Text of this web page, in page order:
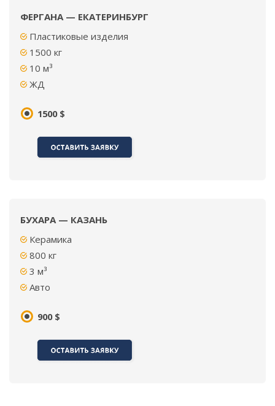
ФЕРГАНА — ЕКАТЕРИНБУРГ
Пластиковые изделия
1500 кг
10 м³
ЖД
1500 $
БУХАРА — КАЗАНЬ
Керамика
800 кг
3 м³
Авто
900 $